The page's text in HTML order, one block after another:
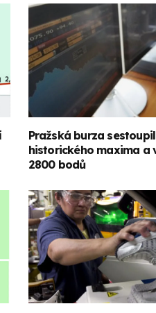
Pražská burza
historického maxima a
2800 bodů